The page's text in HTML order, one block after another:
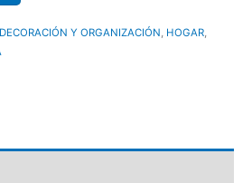
DECORACIÓN Y ORGANIZACIÓN, HOGAR,